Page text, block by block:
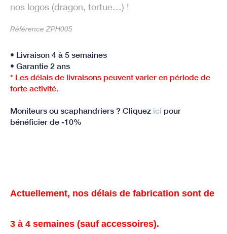
nos logos (dragon, tortue…) !
Référence ZPH005
• Livraison 4 à 5 semaines
• Garantie 2 ans
* Les délais de livraisons peuvent varier en période de
forte activité.
Moniteurs ou scaphandriers ? Cliquez ici pour
bénéficier de -10%
Actuellement, nos délais de fabrication sont de
3 à 4 semaines (sauf accessoires).